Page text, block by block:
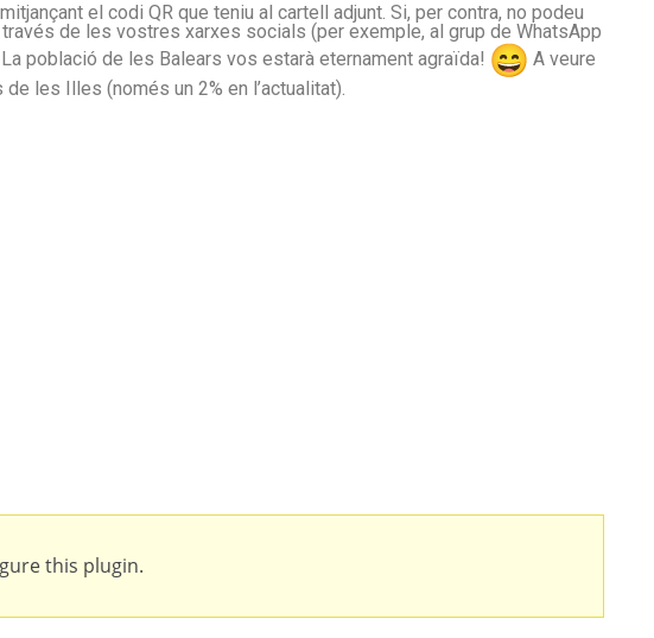
el codi QR que teniu al cartell adjunt. Si, per contra, no podeu
de les vostres xarxes socials (per exemple, al grup de WhatsApp
població de les Balears vos estarà eternament agraïda!
A veure
les Illes (només un 2% en l’actualitat).
this plugin.